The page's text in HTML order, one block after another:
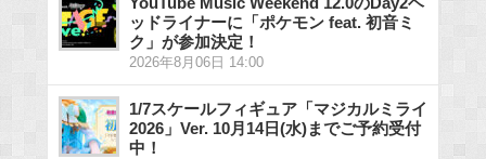
ッドライナーに「ポケモン feat. 初音ミ
ク」が参加決定！
2026年8月06日 14:00
1/7スケールフィギュア「マジカルミライ
2026」Ver. 10月14日(水)までご予約受付
中！